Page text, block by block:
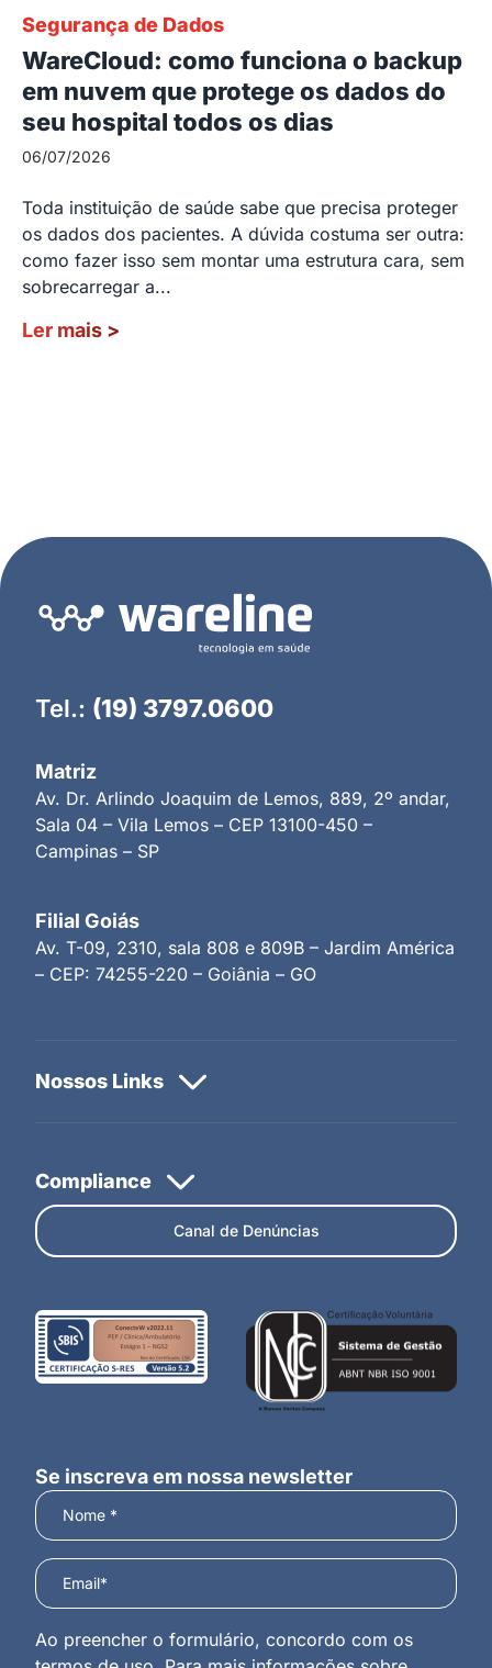
Segurança de Dados
WareCloud: como funciona o backup
em nuvem que protege os dados do
seu hospital todos os dias
06/07/2026
Toda instituição de saúde sabe que precisa proteger
os dados dos pacientes. A dúvida costuma ser outra:
como fazer isso sem montar uma estrutura cara, sem
sobrecarregar a...
Ler mais >
Tel.: (19) 3797.0600
Matriz
Av. Dr. Arlindo Joaquim de Lemos, 889, 2º andar,
Sala 04 – Vila Lemos – CEP 13100-450 –
Campinas – SP
Filial Goiás
Av. T-09, 2310, sala 808 e 809B – Jardim América
– CEP: 74255-220 – Goiânia – GO
Canal de Denúncias
Se inscreva em nossa newsletter
Ao preencher o formulário, concordo com os